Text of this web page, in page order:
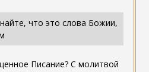
что это слова Божии,
Писание? С молитвой